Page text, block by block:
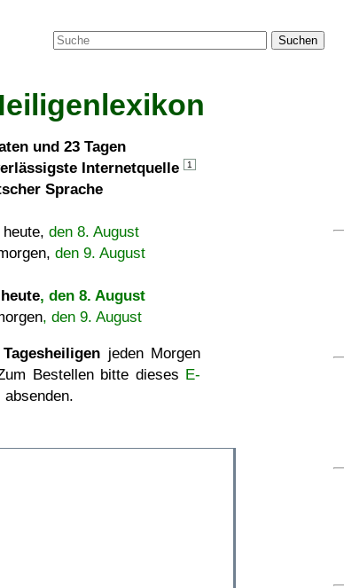
Suchen
und 23 Tagen
Internetquelle
1
Sprache
den 8. August
den 9. August
, den 8. August
, den 9. August
Tagesheiligen jeden Morgen
Bestellen bitte dieses E-